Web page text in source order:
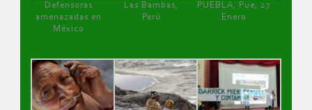
Defensoras
amenazadas en
México
Las Bambas,
Perú
PUEBLA, Pue, 27
Enero